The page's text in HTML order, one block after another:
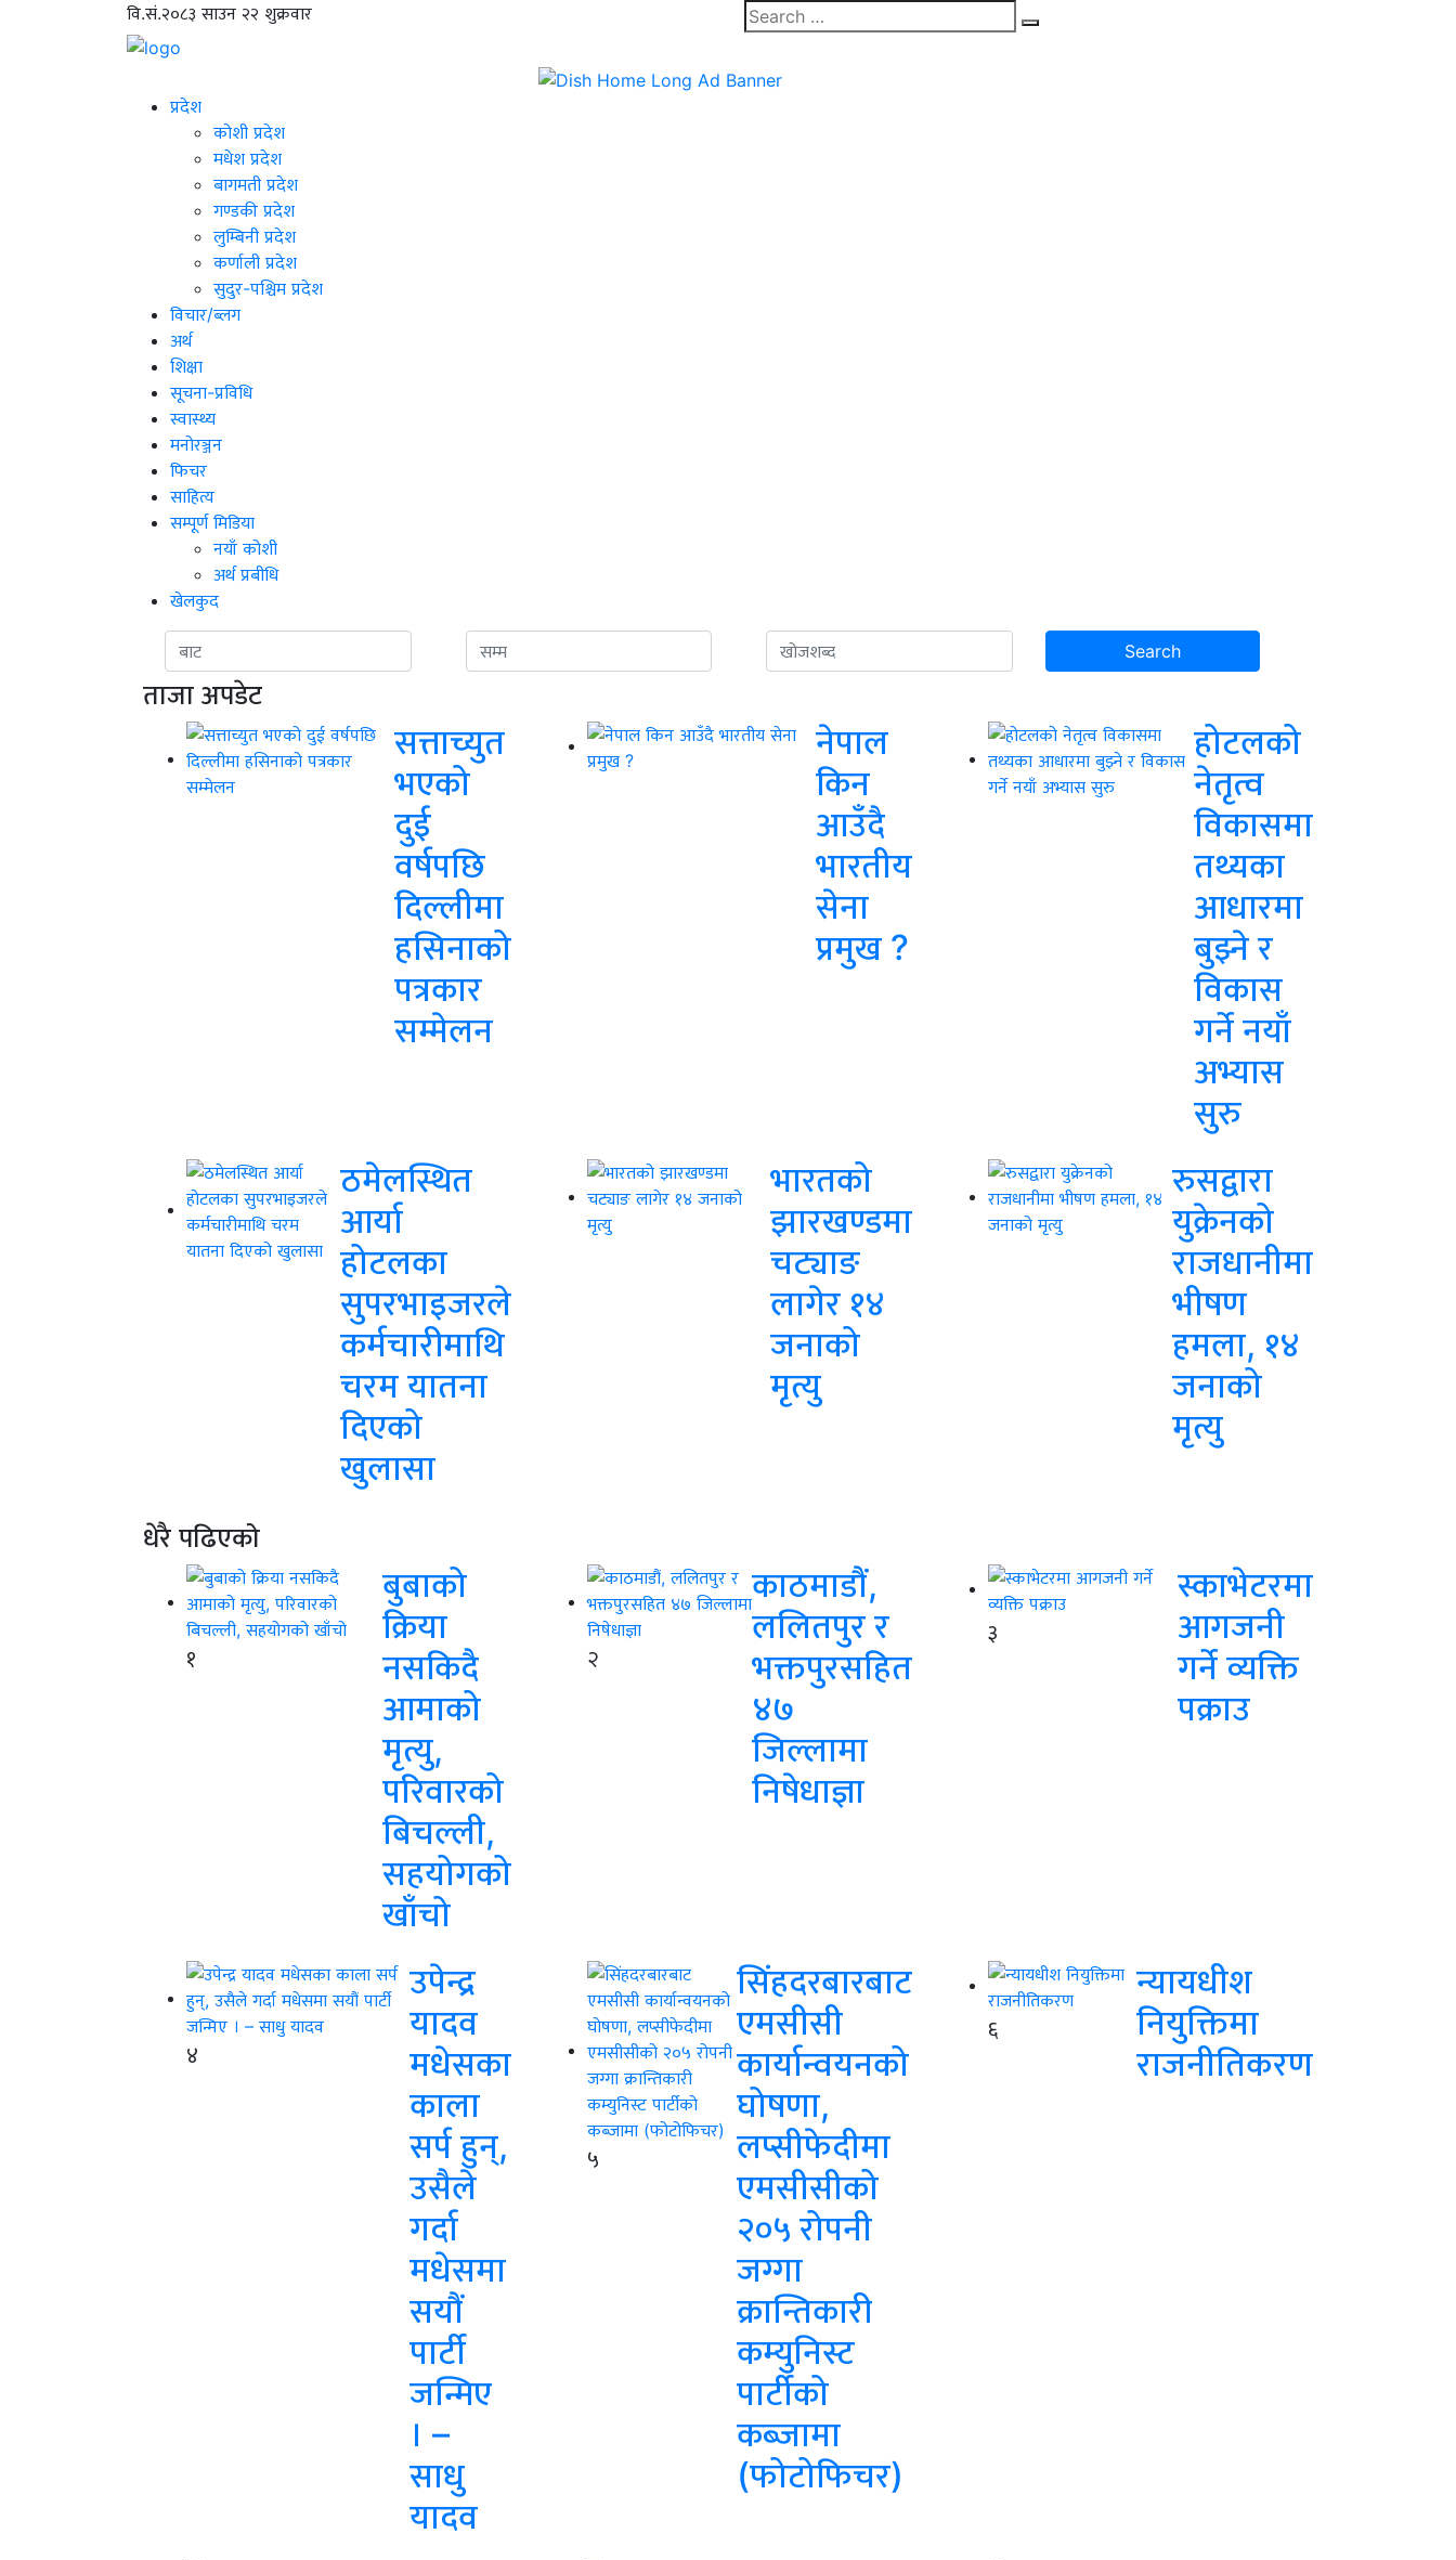
वि.सं.२०८३ साउन २२ शुक्रवार
प्रदेश
कोशी प्रदेश
मधेश प्रदेश
बागमती प्रदेश
गण्डकी प्रदेश
लुम्बिनी प्रदेश
कर्णाली प्रदेश
सुदुर-पश्चिम प्रदेश
विचार/ब्लग
अर्थ
शिक्षा
सूचना-प्रविधि
स्वास्थ्य
मनोरञ्जन
फिचर
साहित्य
सम्पूर्ण मिडिया
नयाँ कोशी
अर्थ प्रबीधि
खेलकुद
ताजा अपडेट
सत्ताच्युत
भएको
दुई
वर्षपछि
दिल्लीमा
हसिनाको
पत्रकार
सम्मेलन
नेपाल
किन
आउँदै
भारतीय
सेना
प्रमुख ?
होटलको
नेतृत्व
विकासमा
तथ्यका
आधारमा
बुझ्ने र
विकास
गर्ने नयाँ
अभ्यास
सुरु
ठमेलस्थित
आर्या
होटलका
सुपरभाइजरले
कर्मचारीमाथि
चरम यातना
दिएको
खुलासा
भारतको
झारखण्डमा
चट्याङ
लागेर १४
जनाको
मृत्यु
रुसद्वारा
युक्रेनको
राजधानीमा
भीषण
हमला, १४
जनाको
मृत्यु
धेरै पढिएको
१
बुबाको
क्रिया
नसकिदै
आमाको
मृत्यु,
परिवारको
बिचल्ली,
सहयोगको
खाँचो
२
काठमाडौं,
ललितपुर र
भक्तपुरसहित
४७
जिल्लामा
निषेधाज्ञा
३
स्काभेटरमा
आगजनी
गर्ने व्यक्ति
पक्राउ
४
उपेन्द्र
यादव
मधेसका
काला
सर्प हुन्,
उसैले
गर्दा
मधेसमा
सयौं
पार्टी
जन्मिए
। –
साधु
यादव
५
सिंहदरबारबाट
एमसीसी
कार्यान्वयनको
घोषणा,
लप्सीफेदीमा
एमसीसीको
२०५ रोपनी
जग्गा
क्रान्तिकारी
कम्युनिस्ट
पार्टीको
कब्जामा
(फोटोफिचर)
६
न्यायधीश
नियुक्तिमा
राजनीतिकरण